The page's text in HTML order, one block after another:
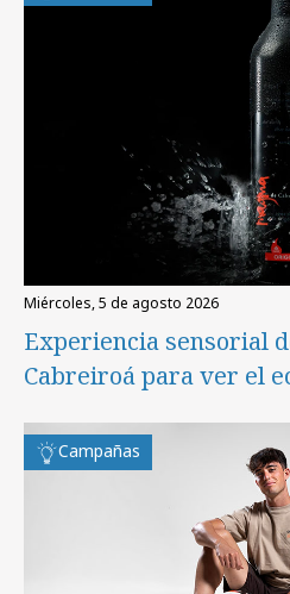
miércoles, 5 de agosto 2026
Experiencia sensorial
Cabreiroá para ver el
Campañas